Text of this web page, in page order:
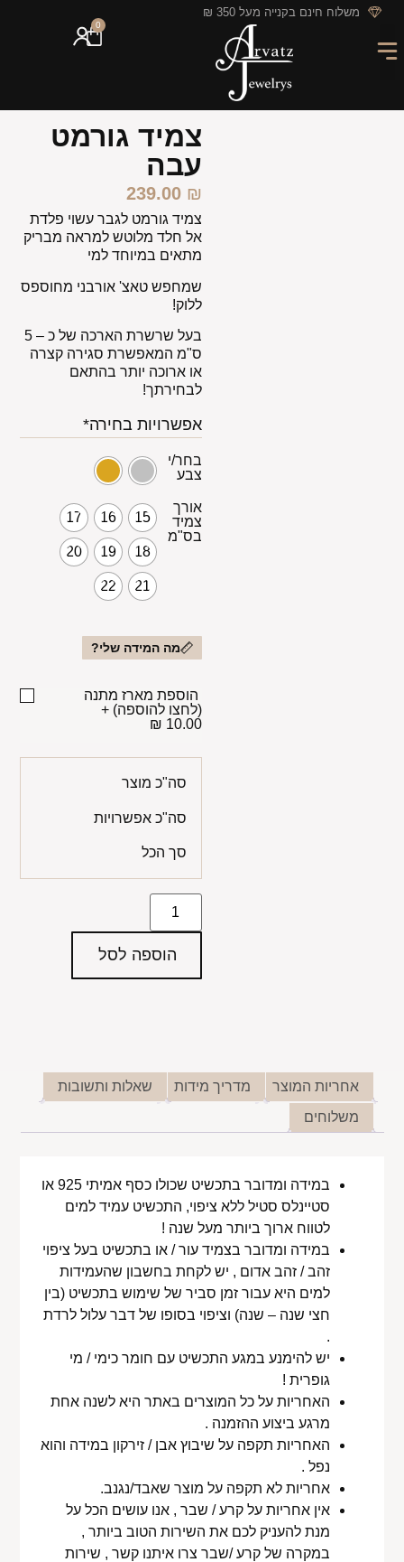
לתוכן משלוח חינם בקנייה מעל 350 ₪
0
צמיד גורמט
עבה
239.00 ₪
צמיד גורמט לגבר עשוי פלדת
אל חלד מלוטש למראה מבריק
מתאים במיוחד למי
שמחפש טאצ' אורבני מחוספס
ללוק!
בעל שרשרת הארכה של כ – 5
ס"מ המאפשרת סגירה קצרה
או ארוכה יותר בהתאם
לבחירתך!
אפשרויות בחירה*
בחר/י
צבע
אורך
צמיד
בס"מ
15
16
17
18
19
20
21
22
מה המידה שלי?
הוספת מארז מתנה
(לחצו להוספה) +
10.00 ₪
סה"כ מוצר
סה"כ אפשרויות
סך הכל
הוספה לסל
אחריות המוצר מדריך מידות
שאלות ותשובות
משלוחים
במידה ומדובר בתכשיט שכולו כסף אמיתי 925 או
סטיינלס סטיל ללא ציפוי, התכשיט עמיד למים
לטווח ארוך ביותר מעל שנה !
במידה ומדובר בצמיד עור / או בתכשיט בעל ציפוי
זהב / זהב אדום , יש לקחת בחשבון שהעמידות
למים היא עבור זמן סביר של שימוש בתכשיט (בין
חצי שנה – שנה) וציפוי בסופו של דבר עלול לרדת
.
יש להימנע במגע התכשיט עם חומר כימי / מי
גופרית !
האחריות על כל המוצרים באתר היא לשנה אחת
מרגע ביצוע ההזמנה .
האחריות תקפה על שיבוץ אבן / זירקון במידה והוא
נפל .
אחריות לא תקפה על מוצר שאבד/נגנב.
אין אחריות על קרע / שבר , אנו עושים הכל על
מנת להעניק לכם את השירות הטוב ביותר ,
במקרה של קרע /שבר צרו איתנו קשר , שירות